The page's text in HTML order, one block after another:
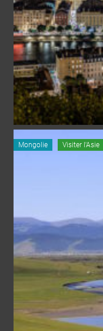
Mongolie Visiter l'Asie